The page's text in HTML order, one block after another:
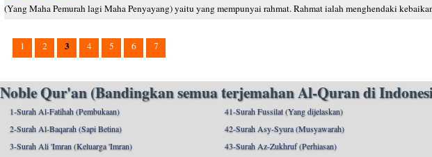
(Yang Maha Pemurah lagi Maha Penyayang) yaitu yang mempunyai rahmat. Rahmat ialah menghendaki
1 2 3 4 5 6 7
Noble Qur'an (Bandingkan semua terjemahan Al-Quran di
1-Surah Al-Fatihah (Pembukaan)
2-Surah Al-Baqarah (Sapi Betina)
3-Surah Ali 'Imran (Keluarga 'Imran)
41-Surah Fussilat (Yang dijelaskan)
42-Surah Asy-Syura (Musyawarah)
43-Surah Az-Zukhruf (Perhiasan)